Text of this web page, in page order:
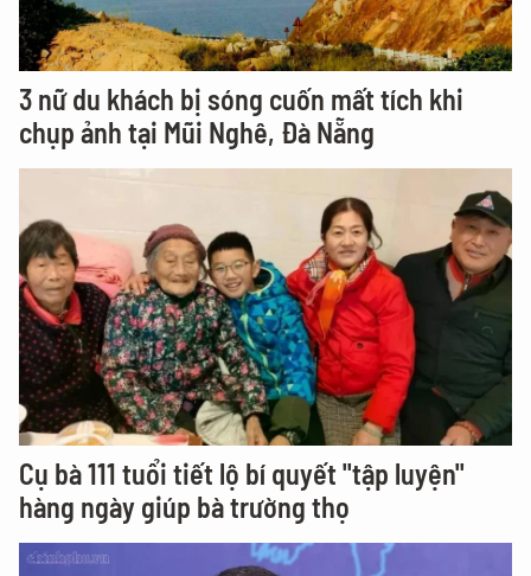
3 nữ du khách bị sóng cuốn mất tích khi
chụp ảnh tại Mũi Nghê, Đà Nẵng
Cụ bà 111 tuổi tiết lộ bí quyết "tập luyện"
hàng ngày giúp bà trường thọ